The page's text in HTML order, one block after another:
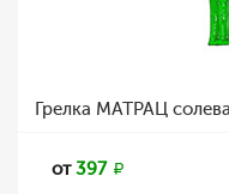
Грелка МАТРАЦ
от397